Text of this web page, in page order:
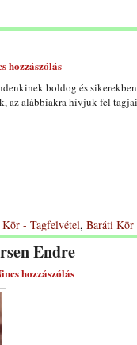
hozzászólás
boldog és
az alábbiakra hívjuk fel
- Tagfelvétel, Baráti Kör
Endre
hozzászólás